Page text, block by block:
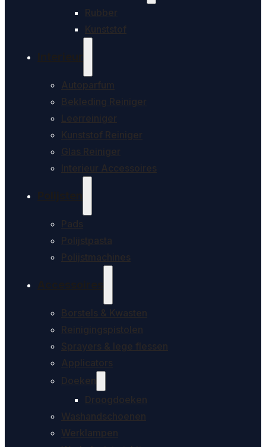
Rubber
Kunststof
Autoparfum
Bekleding Reiniger
Leerreiniger
Kunststof Reiniger
Glas Reiniger
Interieur Accessoires
Pads
Polijstpasta
Polijstmachines
Borstels & Kwasten
Reinigingspistolen
Sprayers & lege flessen
Applicators
Doeken
Droogdoeken
Washandschoenen
Werklampen